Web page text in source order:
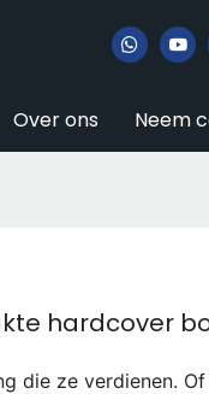
Over ons Neem
hardcover
die ze verdienen. Of